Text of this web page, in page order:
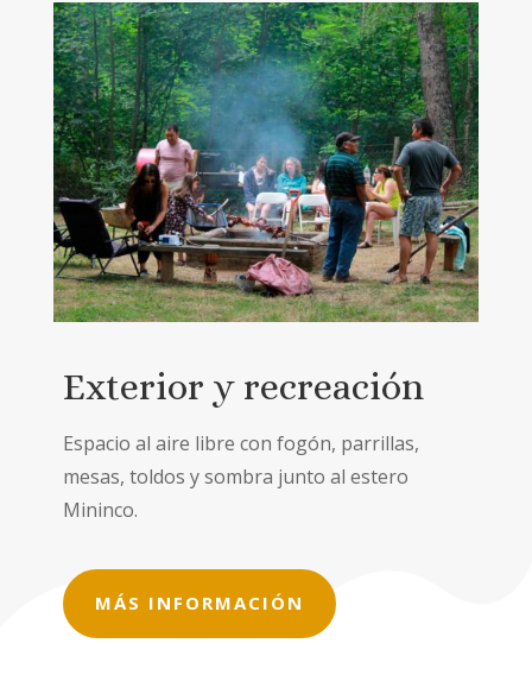
Exterior y recreación
Espacio al aire libre con fogón, parrillas,
mesas, toldos y sombra junto al estero
Mininco.
MÁS INFORMACIÓN